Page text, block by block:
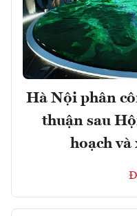
Hà Nội phân
thuận sau
hoạch